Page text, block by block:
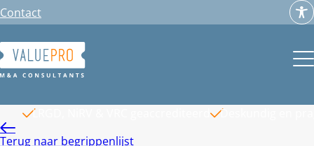
Ga
naar
de
inhoud
Contact
LRGD, NiRV & VRC geaccrediteerd
Deskundig en
Terug naar begrippenlijst